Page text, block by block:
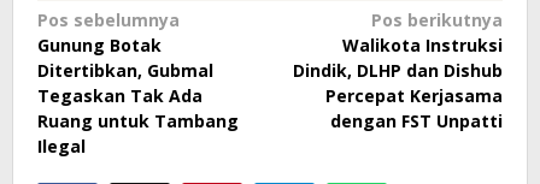
Navigasi
pos
Pos sebelumnya
Gunung Botak
Ditertibkan, Gubmal
Tegaskan Tak Ada
Ruang untuk Tambang
Ilegal
Pos berikutnya
Walikota Instruksi
Dindik, DLHP dan Dishub
Percepat Kerjasama
dengan FST Unpatti